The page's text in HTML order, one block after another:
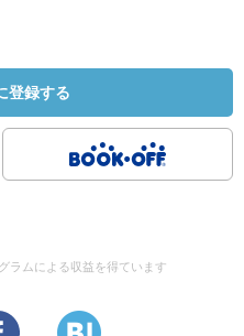
登録する
ラムによる収益を得ています